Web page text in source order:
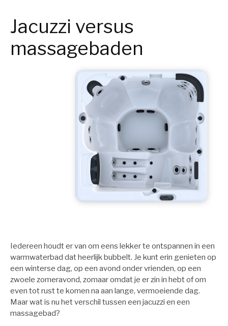
Jacuzzi versus
massagebaden
Iedereen houdt er van om eens lekker te ontspannen in een
warmwaterbad dat heerlijk bubbelt. Je kunt erin genieten op
een winterse dag, op een avond onder vrienden, op een
zwoele zomeravond, zomaar omdat je er zin in hebt of om
even tot rust te komen na aan lange, vermoeiende dag.
Maar wat is nu het verschil tussen een jacuzzi en een
massagebad?